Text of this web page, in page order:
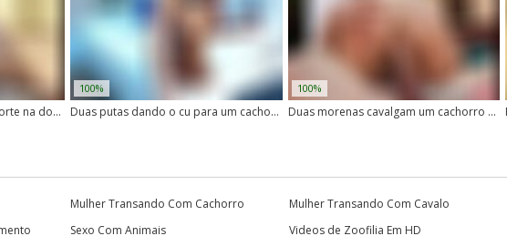
Cachorro grande metendo forte na dona safada
100%
Duas putas dando o cu para um cachorro peludo
100%
Duas morenas cavalgam um cachorro enquanto transam sem parar
Mulher Transando Com Cachorro Mulher Transando Com Cavalo
Sexo Com Animais Videos de Zoofilia Em HD